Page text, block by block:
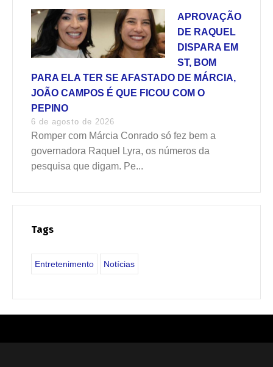
APROVAÇÃO
DE RAQUEL
DISPARA EM
ST, BOM
PARA ELA TER SE AFASTADO DE MÁRCIA,
JOÃO CAMPOS É QUE FICOU COM O
PEPINO
6 de agosto de 2026
Romper com Márcia Conrado só fez bem a
governadora Raquel Lyra, os números da
pesquisa que digam. Pe...
Tags
Entretenimento Notícias